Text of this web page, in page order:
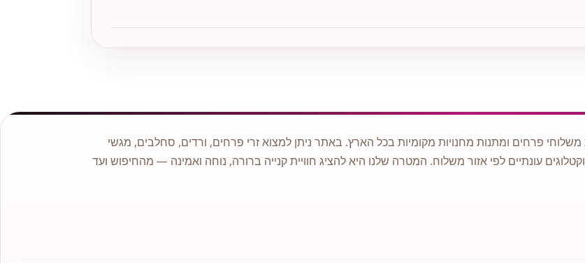
פרחים ומתנות מחנויות מקומיות בכל הארץ. באתר ניתן למצוא זרי פרחים, ורדים, סחלבים, מגשי
עונתיים לפי אזור משלוח. המטרה שלנו היא להציג חוויית קנייה ברורה, נוחה ואמינה — מהחיפוש ועד